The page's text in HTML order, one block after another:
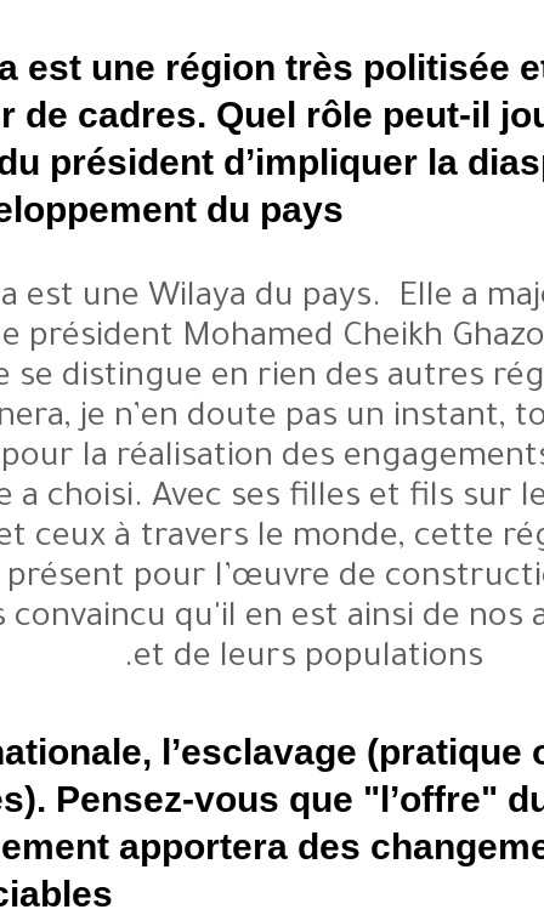
Le Trarza est une région
réservoir de cadres. Quel
volonté du président
le développement du pays ?
Le Trarza est une Wilaya du
choisi le président Mohamed
Wilaya ne se distingue en rien
Elle donnera, je n’en doute pas
possède pour la réalisation des
qu’elle a choisi. Avec ses
national, et ceux à travers le
toujours présent pour l’œuvre
Et je suis convaincu qu'il en est
et de leurs
L’unité nationale,
séquelles). Pensez-vous
gouvernement apportera
appréciables ?